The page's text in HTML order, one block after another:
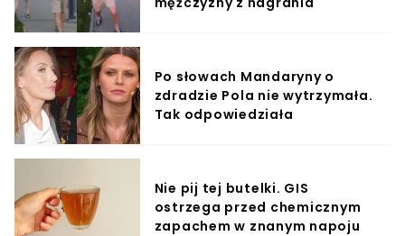
Po słowach Mandaryny o
zdradzie Pola nie wytrzymała.
Tak odpowiedziała
Nie pij tej butelki. GIS
ostrzega przed chemicznym
zapachem w znanym napoju